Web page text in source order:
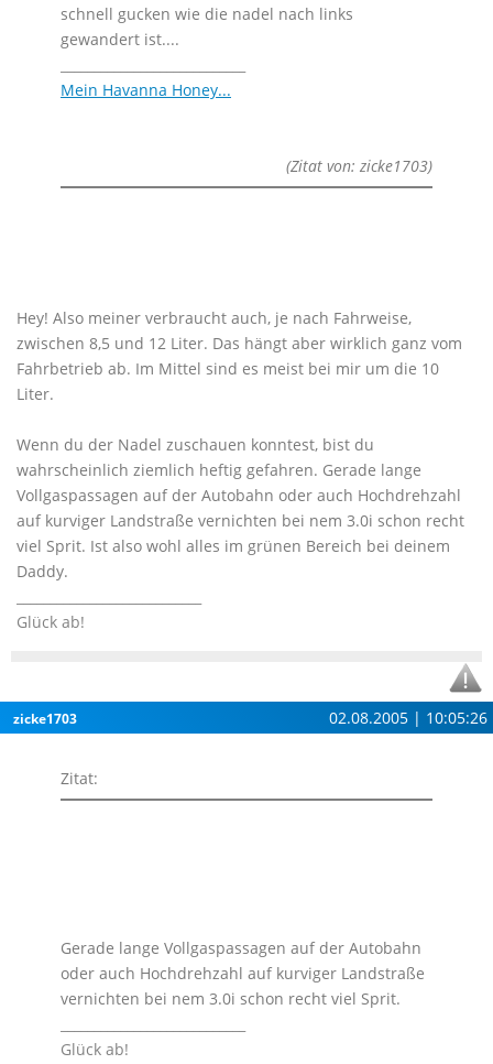
schnell gucken wie die nadel nach links
gewandert ist....
Mein Havanna Honey...
(Zitat von: zicke1703)
Hey! Also meiner verbraucht auch, je nach Fahrweise,
zwischen 8,5 und 12 Liter. Das hängt aber wirklich ganz vom
Fahrbetrieb ab. Im Mittel sind es meist bei mir um die 10
Liter.
Wenn du der Nadel zuschauen konntest, bist du
wahrscheinlich ziemlich heftig gefahren. Gerade lange
Vollgaspassagen auf der Autobahn oder auch Hochdrehzahl
auf kurviger Landstraße vernichten bei nem 3.0i schon recht
viel Sprit. Ist also wohl alles im grünen Bereich bei deinem
Daddy.
Glück ab!
zicke1703 02.08.2005 | 10:05:26
Zitat:
Gerade lange Vollgaspassagen auf der Autobahn
oder auch Hochdrehzahl auf kurviger Landstraße
vernichten bei nem 3.0i schon recht viel Sprit.
Glück ab!